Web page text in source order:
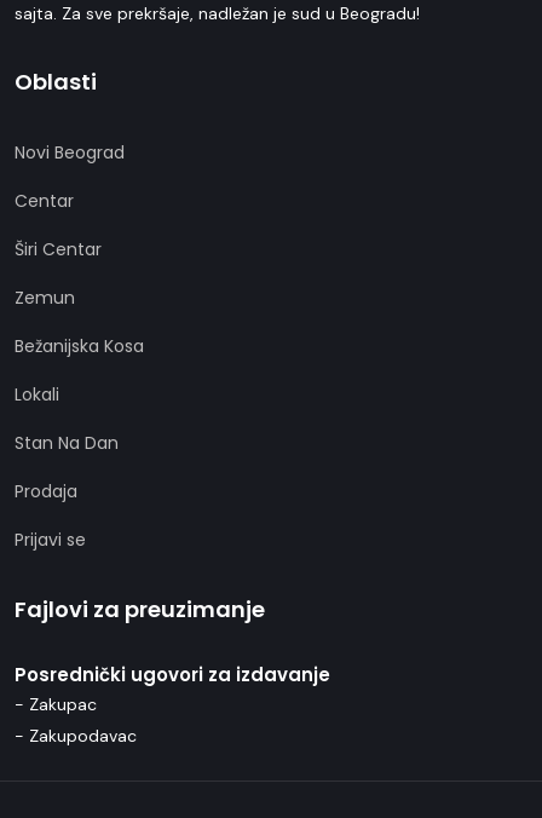
sajta. Za sve prekršaje, nadležan je sud u Beogradu!
Oblasti
Novi Beograd
Centar
Širi Centar
Zemun
Bežanijska Kosa
Lokali
Stan Na Dan
Prodaja
Prijavi se
Fajlovi za preuzimanje
Posrednički ugovori za izdavanje
- Zakupac
- Zakupodavac